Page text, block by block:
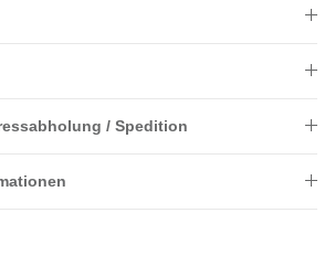
/ Spedition